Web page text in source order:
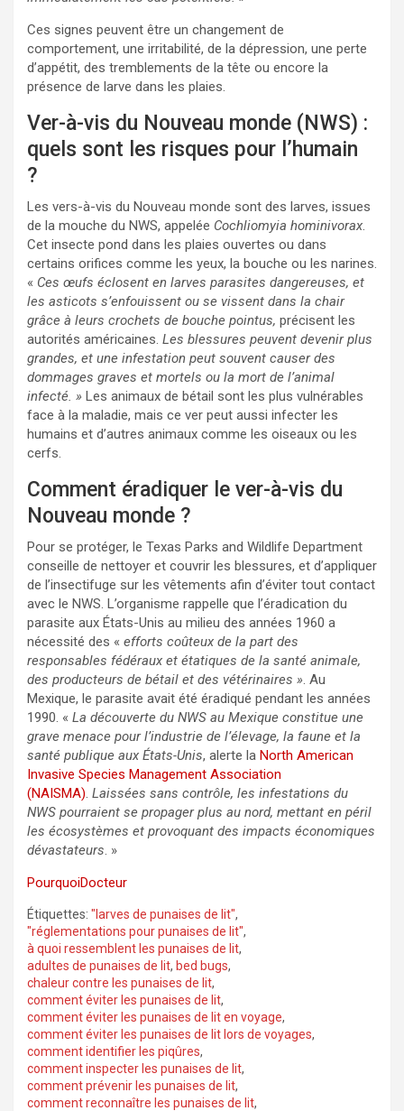
Ces signes peuvent être un changement de
comportement, une irritabilité, de la dépression, une perte
d’appétit, des tremblements de la tête ou encore la
présence de larve dans les plaies.
Ver-à-vis du Nouveau monde (NWS) :
quels sont les risques pour l’humain
?
Les vers-à-vis du Nouveau monde sont des larves, issues
de la mouche du NWS, appelée Cochliomyia hominivorax.
Cet insecte pond dans les plaies ouvertes ou dans
certains orifices comme les yeux, la bouche ou les narines.
« Ces œufs éclosent en larves parasites dangereuses, et
les asticots s’enfouissent ou se vissent dans la chair
grâce à leurs crochets de bouche pointus, précisent les
autorités américaines. Les blessures peuvent devenir plus
grandes, et une infestation peut souvent causer des
dommages graves et mortels ou la mort de l’animal
infecté. » Les animaux de bétail sont les plus vulnérables
face à la maladie, mais ce ver peut aussi infecter les
humains et d’autres animaux comme les oiseaux ou les
cerfs.
Comment éradiquer le ver-à-vis du
Nouveau monde ?
Pour se protéger, le Texas Parks and Wildlife Department
conseille de nettoyer et couvrir les blessures, et d’appliquer
de l’insectifuge sur les vêtements afin d’éviter tout contact
avec le NWS. L’organisme rappelle que l’éradication du
parasite aux États-Unis au milieu des années 1960 a
nécessité des « efforts coûteux de la part des
responsables fédéraux et étatiques de la santé animale,
des producteurs de bétail et des vétérinaires ». Au
Mexique, le parasite avait été éradiqué pendant les années
1990. « La découverte du NWS au Mexique constitue une
grave menace pour l’industrie de l’élevage, la faune et la
santé publique aux États-Unis, alerte la North American
Invasive Species Management Association
(NAISMA). Laissées sans contrôle, les infestations du
NWS pourraient se propager plus au nord, mettant en péril
les écosystèmes et provoquant des impacts économiques
dévastateurs. »
PourquoiDocteur
Étiquettes: "larves de punaises de lit",
"réglementations pour punaises de lit",
à quoi ressemblent les punaises de lit,
adultes de punaises de lit, bed bugs,
chaleur contre les punaises de lit,
comment éviter les punaises de lit,
comment éviter les punaises de lit en voyage,
comment éviter les punaises de lit lors de voyages,
comment identifier les piqûres,
comment inspecter les punaises de lit,
comment prévenir les punaises de lit,
comment reconnaître les punaises de lit,